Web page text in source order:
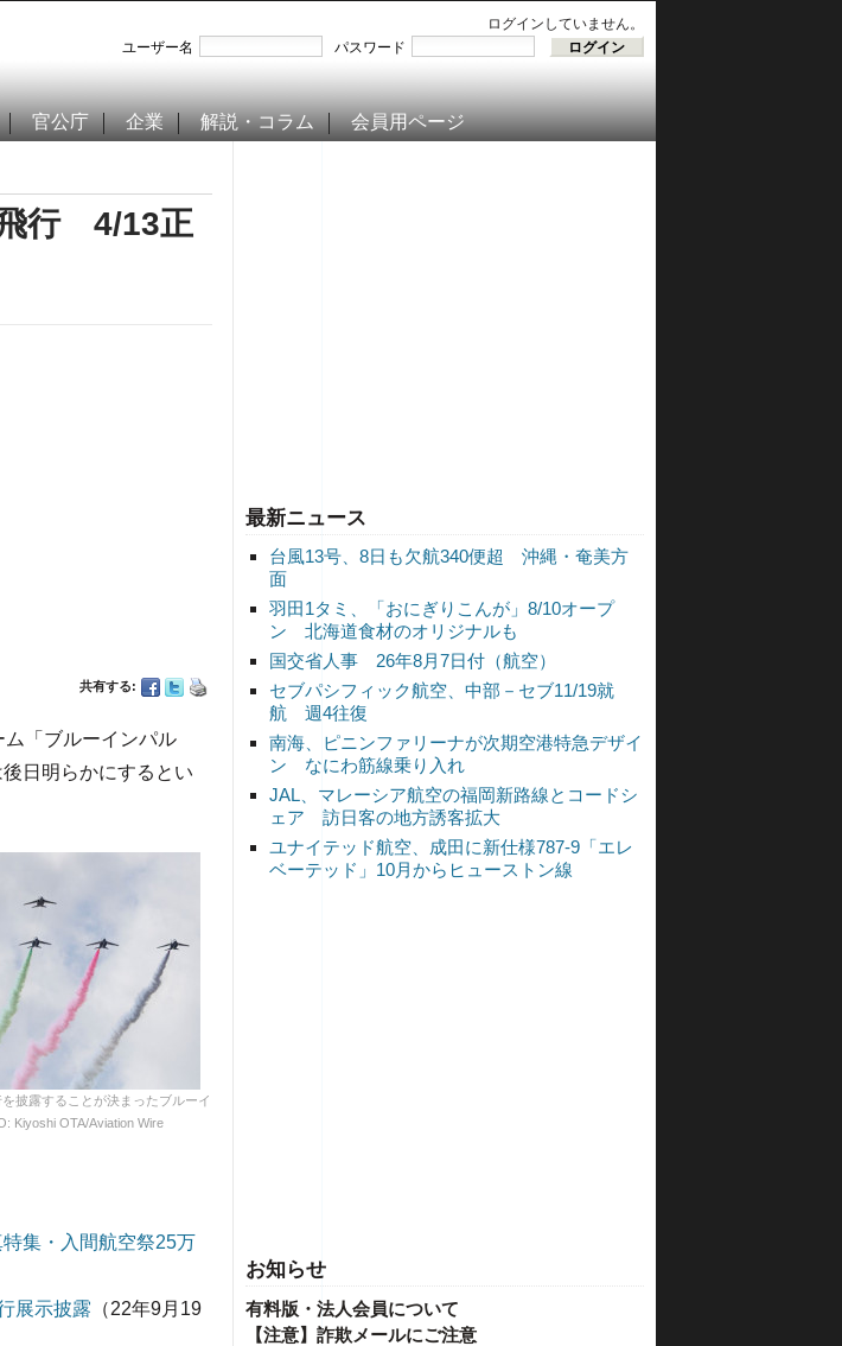
ログインしていません。
ユーザー名
パスワード
官公庁 企業 解説・コラム 会員用ページ
最新ニュース
台風13号、8日も欠航340便超 沖縄・奄美方
面
羽田1タミ、「おにぎりこんが」8/10オープ
ン 北海道食材のオリジナルも
国交省人事 26年8月7日付（航空）
セブパシフィック航空、中部－セブ11/19就
航 週4往復
南海、ピニンファリーナが次期空港特急デザイ
ン なにわ筋線乗り入れ
JAL、マレーシア航空の福岡新路線とコードシ
ェア 訪日客の地方誘客拡大
ユナイテッド航空、成田に新仕様787-9「エレ
ベーテッド」10月からヒューストン線
お知らせ
有料版・法人会員について
【注意】詐欺メールにご注意
飛行 4/13正
共有する:
「ブルーインパル
日明らかにするとい
披露することが決まったブルーイ
Kiyoshi OTA/Aviation Wire
集・入間航空祭25万
展示披露 （22年9月19